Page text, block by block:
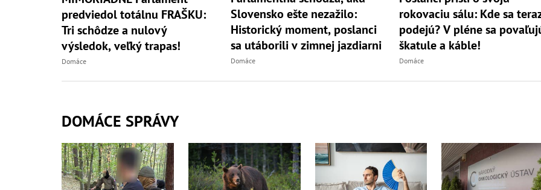
predviedol totálnu FRAŠKU:
Tri schôdze a nulový
výsledok, veľký trapas!
Domáce
Slovensko ešte nezažilo:
Historický moment, poslanci
sa utáborili v zimnej jazdiarni
Domáce
rokovaciu sálu: Kde sa
podejú? V pléne sa
škatule a káble!
Domáce
DOMÁCE SPRÁVY